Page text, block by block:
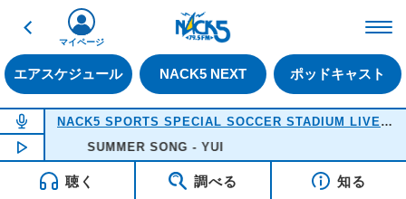
戻る
エアスケジュール NACK5 NEXT ポッドキャスト
マイページ
NOW ON AIR
NACK5 SPORTS SPECIAL SOCCER STADIUM LIVE 2026
NOW PLAYING 18:05
SUMMER SONG - YUI
聴く 調べる 知る